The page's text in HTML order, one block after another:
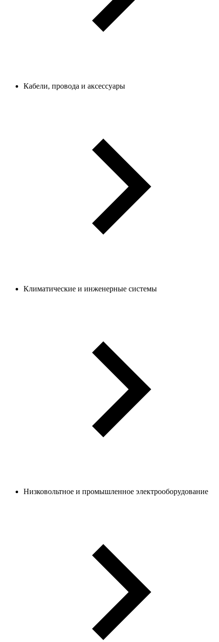
Кабели, провода и аксессуары
Климатические и инженерные системы
Низковольтное и промышленное электрооборудование